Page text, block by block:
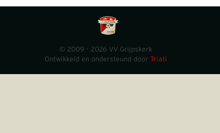
© 2009 - 2026 VV Grijpskerk
Ontwikkeld en ondersteund door Triati